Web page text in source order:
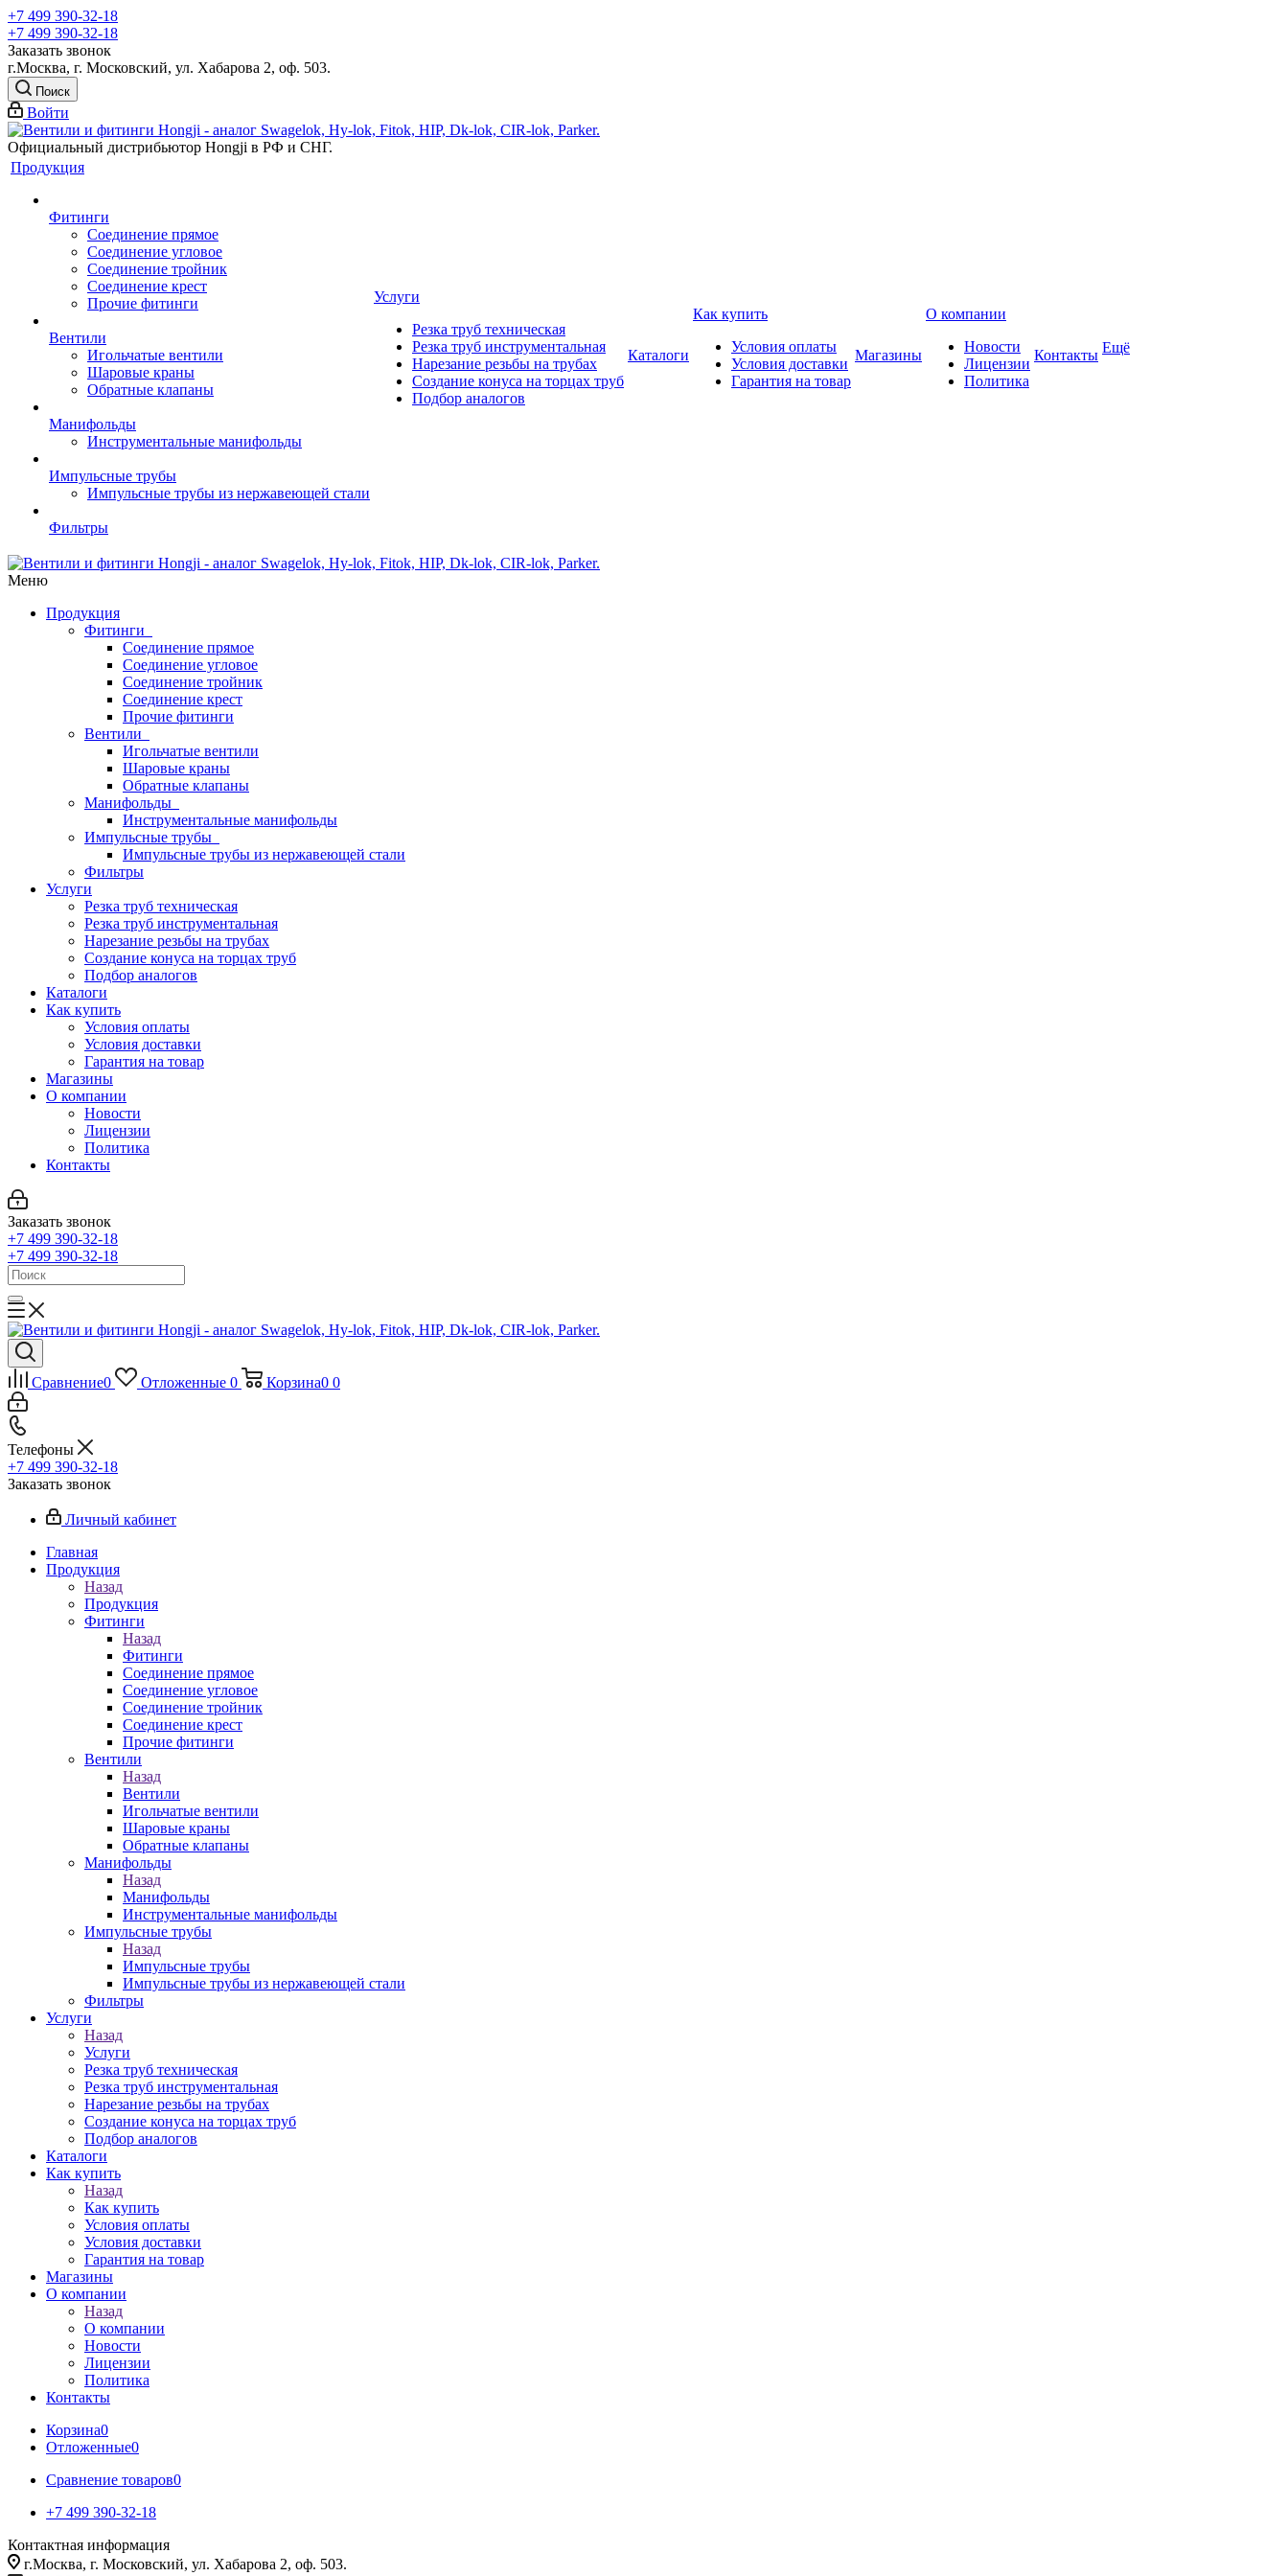
+7 499 390-32-18
+7 499 390-32-18
Заказать звонок
г.Москва, г. Московский, ул. Хабарова 2, оф. 503.
Поиск
Войти
Официальный дистрибьютор Hongji в РФ и СНГ.
Продукция
Фитинги
Соединение прямое
Соединение угловое
Соединение тройник
Соединение крест
Прочие фитинги
Вентили
Игольчатые вентили
Шаровые краны
Обратные клапаны
Манифольды
Инструментальные манифольды
Импульсные трубы
Импульсные трубы из нержавеющей стали
Фильтры
Услуги
Резка труб техническая
Резка труб инструментальная
Нарезание резьбы на трубах
Создание конуса на торцах труб
Подбор аналогов
Каталоги
Как купить
Условия оплаты
Условия доставки
Гарантия на товар
Магазины
О компании
Новости
Лицензии
Политика
Контакты Ещё
Меню
Продукция
Фитинги
Соединение прямое
Соединение угловое
Соединение тройник
Соединение крест
Прочие фитинги
Вентили
Игольчатые вентили
Шаровые краны
Обратные клапаны
Манифольды
Инструментальные манифольды
Импульсные трубы
Импульсные трубы из нержавеющей стали
Фильтры
Услуги
Резка труб техническая
Резка труб инструментальная
Нарезание резьбы на трубах
Создание конуса на торцах труб
Подбор аналогов
Каталоги
Как купить
Условия оплаты
Условия доставки
Гарантия на товар
Магазины
О компании
Новости
Лицензии
Политика
Контакты
Заказать звонок
+7 499 390-32-18
+7 499 390-32-18
Сравнение0 Отложенные 0 Корзина0 0
Телефоны
+7 499 390-32-18
Заказать звонок
Личный кабинет
Главная
Продукция
Назад
Продукция
Фитинги
Назад
Фитинги
Соединение прямое
Соединение угловое
Соединение тройник
Соединение крест
Прочие фитинги
Вентили
Назад
Вентили
Игольчатые вентили
Шаровые краны
Обратные клапаны
Манифольды
Назад
Манифольды
Инструментальные манифольды
Импульсные трубы
Назад
Импульсные трубы
Импульсные трубы из нержавеющей стали
Фильтры
Услуги
Назад
Услуги
Резка труб техническая
Резка труб инструментальная
Нарезание резьбы на трубах
Создание конуса на торцах труб
Подбор аналогов
Каталоги
Как купить
Назад
Как купить
Условия оплаты
Условия доставки
Гарантия на товар
Магазины
О компании
Назад
О компании
Новости
Лицензии
Политика
Контакты
Корзина0
Отложенные0
Сравнение товаров0
+7 499 390-32-18
Контактная информация
г.Москва, г. Московский, ул. Хабарова 2, оф. 503.